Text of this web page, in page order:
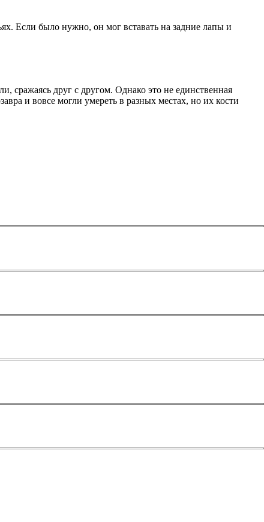
Если было нужно, он мог вставать на задние лапы и
сражаясь друг с другом. Однако это не единственная
и вовсе могли умереть в разных местах, но их кости